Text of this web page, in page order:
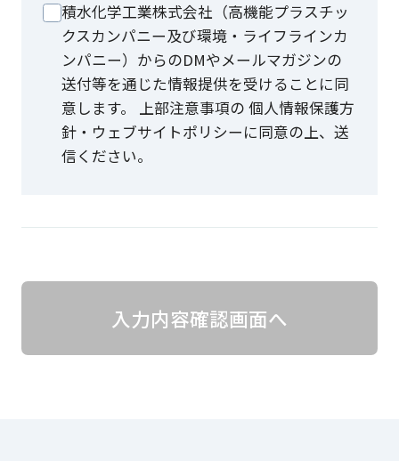
積水化学工業株式会社（高機能プラスチッ
クスカンパニー及び環境・ライフラインカ
ンパニー）からのDMやメールマガジンの
送付等を通じた情報提供を受けることに同
意します。 上部注意事項の 個人情報保護方
針・ウェブサイトポリシーに同意の上、送
信ください。
入力内容確認画面へ